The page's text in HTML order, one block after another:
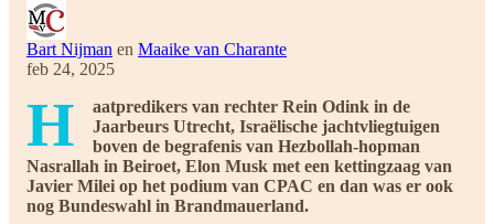
Bart Nijman en Maaike van Charante
feb 24, 2025
H
aatpredikers van rechter Rein Odink in de
Jaarbeurs Utrecht, Israëlische jachtvliegtuigen
boven de begrafenis van Hezbollah-hopman
Nasrallah in Beiroet, Elon Musk met een kettingzaag van
Javier Milei op het podium van CPAC en dan was er ook
nog Bundeswahl in Brandmauerland.